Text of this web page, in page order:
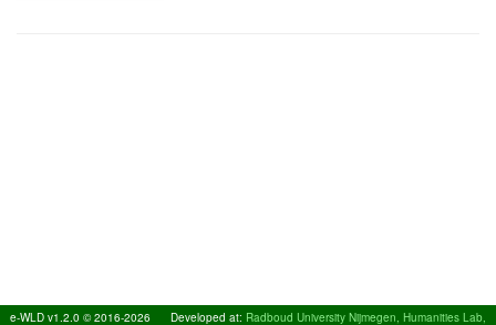
e-WLD v1.2.0 © 2016-2026 Developed at: Radboud University Nijmegen, Humanities Lab,